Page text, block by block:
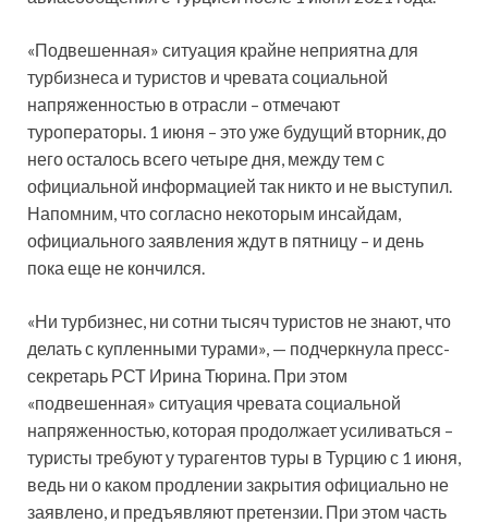
«Подвешенная» ситуация крайне неприятна для
турбизнеса и туристов и чревата социальной
напряженностью в отрасли – отмечают
туроператоры. 1 июня – это уже будущий вторник, до
него осталось всего четыре дня, между тем с
официальной информацией так никто и не выступил.
Напомним, что согласно некоторым инсайдам,
официального заявления ждут в пятницу – и день
пока еще не кончился.
«Ни турбизнес, ни сотни тысяч туристов не знают, что
делать с купленными турами», — подчеркнула пресс-
секретарь РСТ Ирина Тюрина. При этом
«подвешенная» ситуация чревата социальной
напряженностью, которая продолжает усиливаться –
туристы требуют у турагентов туры в Турцию с 1 июня,
ведь ни о каком продлении закрытия официально не
заявлено, и предъявляют претензии. При этом часть